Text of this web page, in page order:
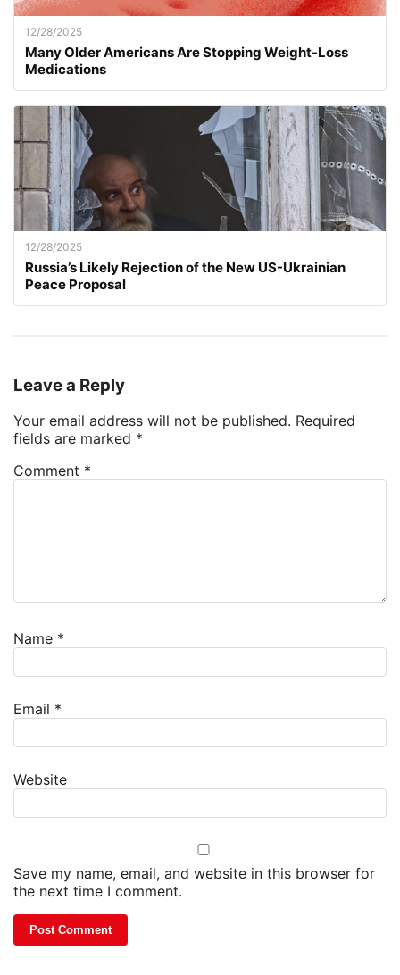
12/28/2025
Many Older Americans Are Stopping Weight-Loss
Medications
12/28/2025
Russia’s Likely Rejection of the New US-Ukrainian
Peace Proposal
Leave a Reply
Your email address will not be published. Required
fields are marked *
Comment *
Name *
Email *
Website
Save my name, email, and website in this browser for
the next time I comment.